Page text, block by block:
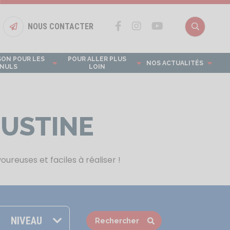
Bouton nous contacter
NOUS CONTACTER
POUR LES
NULS
POUR ALLER PLUS
LOIN
NOS ACTUALITÉS
et faciles à réaliser !
NIVEAU